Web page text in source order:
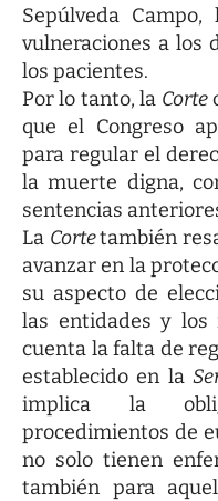
Sepúlveda
vulneraciones a los
los pacientes.
Por lo tanto, la Corte
que el Congreso
para regular el
la muerte digna,
sentencias
La Cortetambién
avanzar en la
su aspecto de
las entidades y los
cuenta la falta de
establecido en la
implica la
procedimientos de
no solo tienen
también para